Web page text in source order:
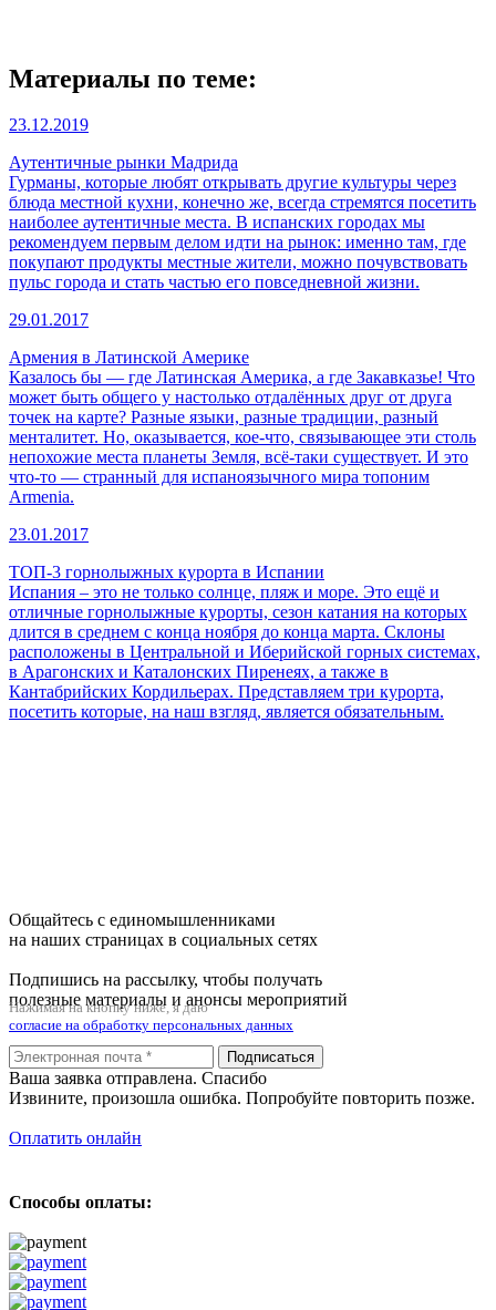
Материалы по теме:
23.12.2019
Аутентичные рынки Мадрида
Гурманы, которые любят открывать другие культуры через
блюда местной кухни, конечно же, всегда стремятся посетить
наиболее аутентичные места. В испанских городах мы
рекомендуем первым делом идти на рынок: именно там, где
покупают продукты местные жители, можно почувствовать
пульс города и стать частью его повседневной жизни.
29.01.2017
Армения в Латинской Америке
Казалось бы — где Латинская Америка, а где Закавказье! Что
может быть общего у настолько отдалённых друг от друга
точек на карте? Разные языки, разные традиции, разный
менталитет. Но, оказывается, кое-что, связывающее эти столь
непохожие места планеты Земля, всё-таки существует. И это
что-то — странный для испаноязычного мира топоним
Armenia.
23.01.2017
ТОП-3 горнолыжных курорта в Испании
Испания – это не только солнце, пляж и море. Это ещё и
отличные горнолыжные курорты, сезон катания на которых
длится в среднем с конца ноября до конца марта. Склоны
расположены в Центральной и Иберийской горных системах,
в Арагонских и Каталонских Пиренеях, а также в
Кантабрийских Кордильерах. Представляем три курорта,
посетить которые, на наш взгляд, является обязательным.
Общайтесь с единомышленниками
на наших страницах в социальных сетях
Подпишись на рассылку, чтобы получать
полезные материалы и анонсы мероприятий
Нажимая на кнопку ниже, я даю
согласие на обработку персональных данных
Подписаться
Ваша заявка отправлена. Спасибо
Извините, произошла ошибка. Попробуйте повторить позже.
Оплатить онлайн
Способы оплаты: